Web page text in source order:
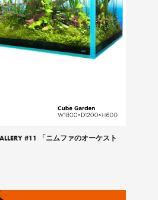
#11 「ニムファのオーケスト